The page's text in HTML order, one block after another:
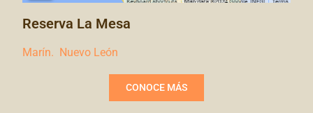
Reserva La Mesa
Marín. Nuevo León
CONOCE MÁS